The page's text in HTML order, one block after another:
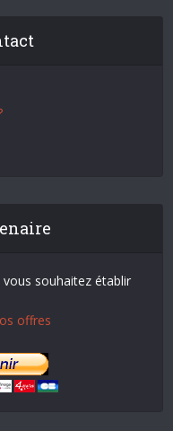
souhaitez établir
offres